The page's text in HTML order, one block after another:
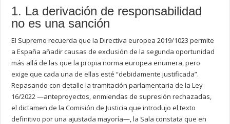
1. La derivación de responsabilidad
no es una sanción
El Supremo recuerda que la Directiva europea 2019/1023 permite
a España añadir causas de exclusión de la segunda oportunidad
más allá de las que la propia norma europea enumera, pero
exige que cada una de ellas esté “debidamente justificada”.
Repasando con detalle la tramitación parlamentaria de la Ley
16/2022 —anteproyectos, enmiendas de supresión rechazadas,
el dictamen de la Comisión de Justicia que introdujo el texto
definitivo por una ajustada mayoría—, la Sala constata que en